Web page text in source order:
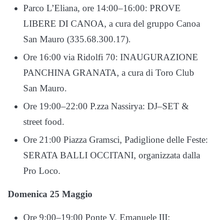
Parco L’Eliana, ore 14:00–16:00: PROVE
LIBERE DI CANOA, a cura del gruppo Canoa
San Mauro (335.68.300.17).
Ore 16:00 via Ridolfi 70: INAUGURAZIONE
PANCHINA GRANATA, a cura di Toro Club
San Mauro.
Ore 19:00–22:00 P.zza Nassirya: DJ–SET &
street food.
Ore 21:00 Piazza Gramsci, Padiglione delle Feste:
SERATA BALLI OCCITANI, organizzata dalla
Pro Loco.
Domenica 25 Maggio
Ore 9:00–19:00 Ponte V. Emanuele III: